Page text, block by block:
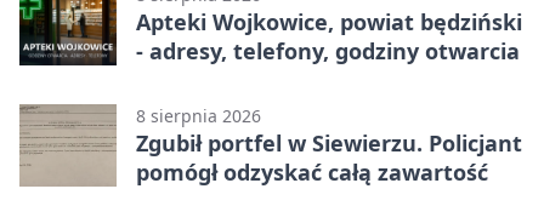
Apteki Wojkowice, powiat będziński
- adresy, telefony, godziny otwarcia
8 sierpnia 2026
Zgubił portfel w Siewierzu. Policjant
pomógł odzyskać całą zawartość